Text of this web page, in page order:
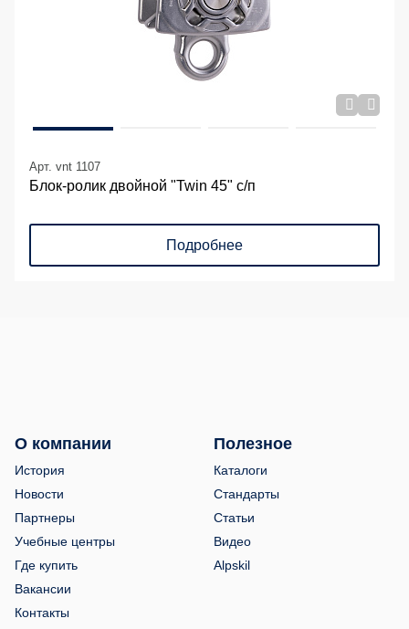
Арт. vnt 1107
Блок-ролик двойной "Twin 45" с/п
Подробнее
О компании
История
Новости
Партнеры
Учебные центры
Где купить
Вакансии
Контакты
Полезное
Каталоги
Стандарты
Статьи
Видео
Alpskil